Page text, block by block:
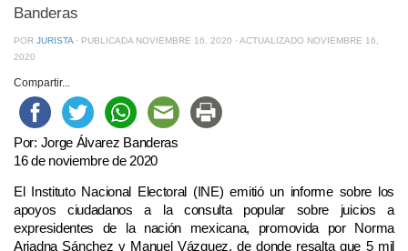
Banderas
POR JURISTA · PUBLICADA NOVIEMBRE 16, 2020 · ACTUALIZADO NOVIEMBRE 16,
2020
Compartir...
Por: Jorge Álvarez Banderas
16 de noviembre de 2020
El Instituto Nacional Electoral (INE) emitió un informe sobre los
apoyos ciudadanos a la consulta popular sobre juicios a
expresidentes de la nación mexicana, promovida por Norma
Ariadna Sánchez y Manuel Vázquez, de donde resalta que 5 mil